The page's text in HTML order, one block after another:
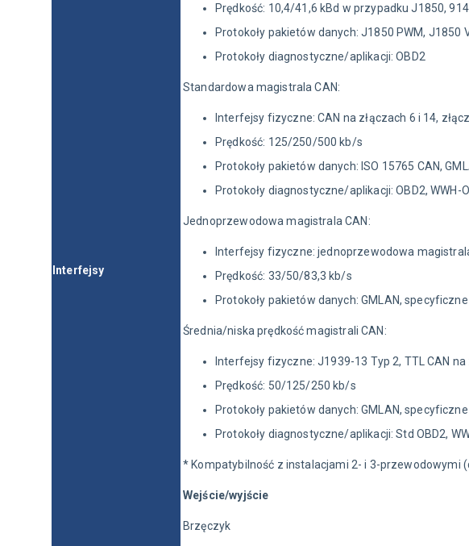
Interfejsy
Prędkość: 10,4/41,6 kBd w przypadku J1850,
Protokoły pakietów danych: J1850 PWM, J1850
Protokoły diagnostyczne/aplikacji: OBD2
Standardowa magistrala CAN:
Interfejsy fizyczne: CAN na złączach 6 i 14,
Prędkość: 125/250/500 kb/s
Protokoły pakietów danych: ISO 15765 CAN,
Protokoły diagnostyczne/aplikacji: OBD2, WWH-
Jednoprzewodowa magistrala CAN:
Interfejsy fizyczne: jednoprzewodowa
Prędkość: 33/50/83,3 kb/s
Protokoły pakietów danych: GMLAN, specyficzne
Średnia/niska prędkość magistrali CAN:
Interfejsy fizyczne: J1939-13 Typ 2, TTL CAN na
Prędkość: 50/125/250 kb/s
Protokoły pakietów danych: GMLAN,
Protokoły diagnostyczne/aplikacji: Std OBD2,
* Kompatybilność z instalacjami 2- i 3-przewodowymi
Wejście/wyjście
Brzęczyk